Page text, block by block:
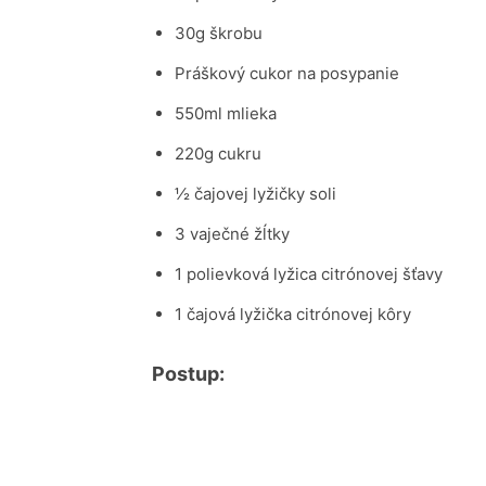
30g škrobu
Práškový cukor na posypanie
550ml mlieka
220g cukru
½ čajovej lyžičky soli
3 vaječné žĺtky
1 polievková lyžica citrónovej šťavy
1 čajová lyžička citrónovej kôry
Postup: